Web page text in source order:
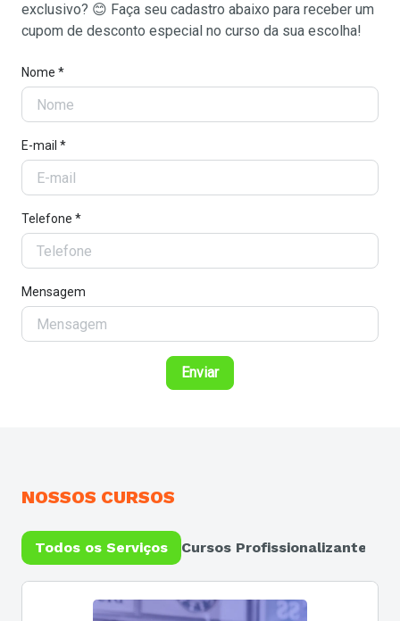
exclusivo? 😊 Faça seu cadastro abaixo para receber um
cupom de desconto especial no curso da sua escolha!
Nome *
E-mail *
Telefone *
Mensagem
Enviar
NOSSOS CURSOS
Todos os Serviços Cursos Profissionalizantes